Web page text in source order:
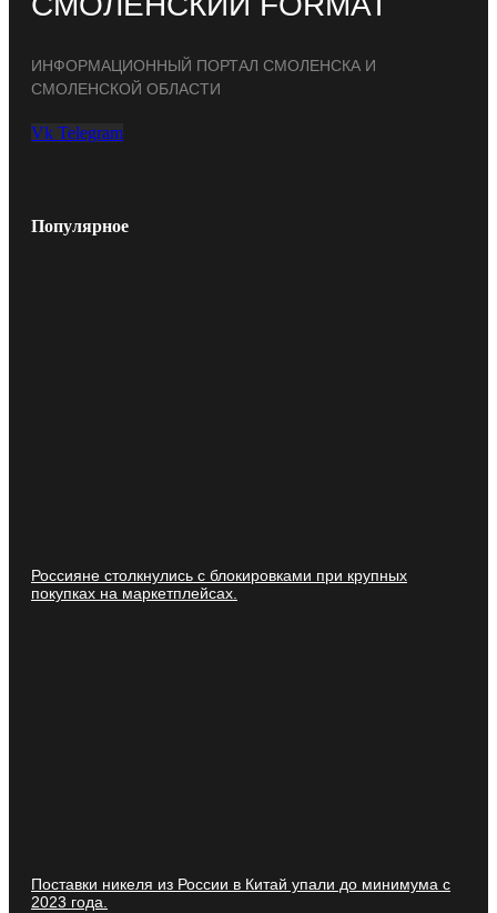
ИНФОРМАЦИОННЫЙ ПОРТАЛ СМОЛЕНСКА И
СМОЛЕНСКОЙ ОБЛАСТИ
Vk Telegram
Популярное
Россияне столкнулись с блокировками при крупных
покупках на маркетплейсах.
Поставки никеля из России в Китай упали до минимума с
2023 года.